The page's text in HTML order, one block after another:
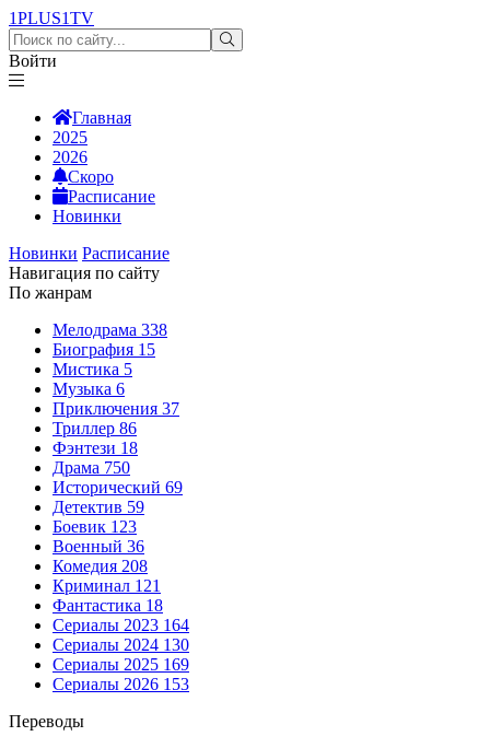
1PLUS1TV
Войти
Главная
2025
2026
Скоро
Расписание
Новинки
Новинки Расписание
Навигация по сайту
По жанрам
Мелодрама 338
Биография 15
Мистика 5
Музыка 6
Приключения 37
Триллер 86
Фэнтези 18
Драма 750
Исторический 69
Детектив 59
Боевик 123
Военный 36
Комедия 208
Криминал 121
Фантастика 18
Сериалы 2023 164
Сериалы 2024 130
Сериалы 2025 169
Сериалы 2026 153
Переводы